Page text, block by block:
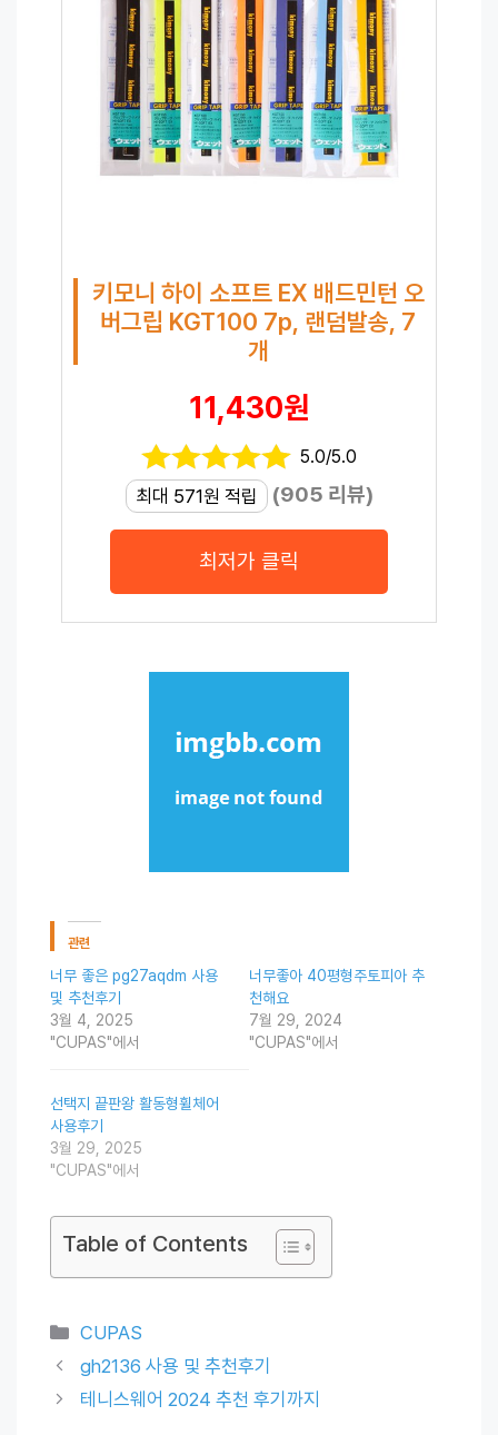
키모니 하이 소프트 EX 배드민턴 오
버그립 KGT100 7p, 랜덤발송, 7
개
11,430원
5.0/5.0
최대 571원 적립 (905 리뷰)
최저가 클릭
관련
너무 좋은 pg27aqdm 사용
및 추천후기
3월 4, 2025
"CUPAS"에서
너무좋아 40평형주토피아 추
천해요
7월 29, 2024
"CUPAS"에서
선택지 끝판왕 활동형휠체어
사용후기
3월 29, 2025
"CUPAS"에서
Table of Contents
Categories
CUPAS
gh2136 사용 및 추천후기
테니스웨어 2024 추천 후기까지